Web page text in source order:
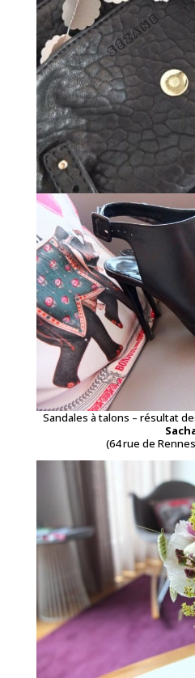
Sandales à talons – résultat
(64 rue de